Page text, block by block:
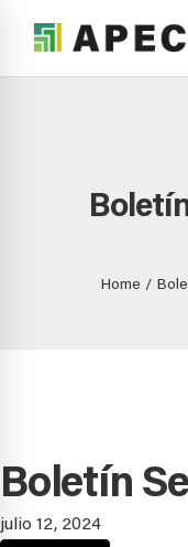
Home
Boletín
julio 12, 2024